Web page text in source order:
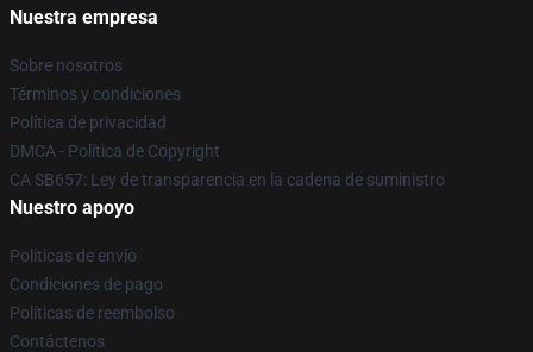
Nuestra empresa
Sobre nosotros
Términos y condiciones
Política de privacidad
DMCA - Política de Copyright
CA SB657: Ley de transparencia en la cadena de suministro
Nuestro apoyo
Políticas de envío
Condiciones de pago
Políticas de reembolso
Contáctenos